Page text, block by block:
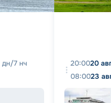
дн/7 нч
20:0020
08:0023